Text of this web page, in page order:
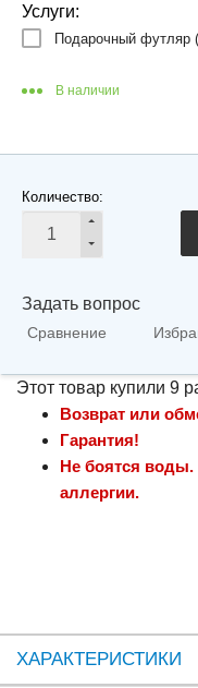
Услуги:
Подарочный футляр
В наличии
Количество:
Задать вопрос
Сравнение
Этот товар купили 9
Возврат или
Гарантия!
Не боятся
аллергии.
ХАРАКТЕРИСТИКИ